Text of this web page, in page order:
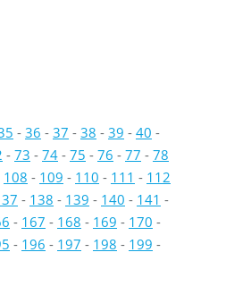
- 36 - 37 - 38 - 39 - 40 -
- 73 - 74 - 75 - 76 - 77 - 78
108 - 109 - 110 - 111 - 112
- 138 - 139 - 140 - 141 -
- 167 - 168 - 169 - 170 -
- 196 - 197 - 198 - 199 -